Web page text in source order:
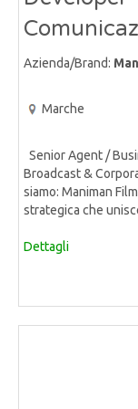
Azienda/Brand:
Marche
Senior Agent /
Broadcast &
siamo: Maniman
strategica che
Dettagli